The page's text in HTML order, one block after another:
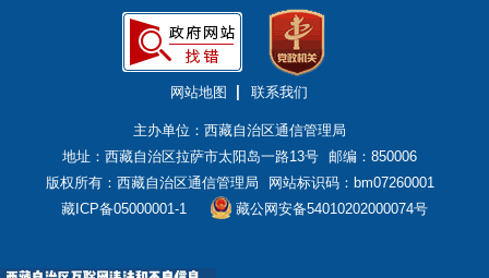
网站地图 联系我们
主办单位：西藏自治区通信管理局
地址：西藏自治区拉萨市太阳岛一路13号 邮编：850006
版权所有：西藏自治区通信管理局
网站标识码：bm07260001
藏ICP备05000001-1
藏公网安备54010202000074号